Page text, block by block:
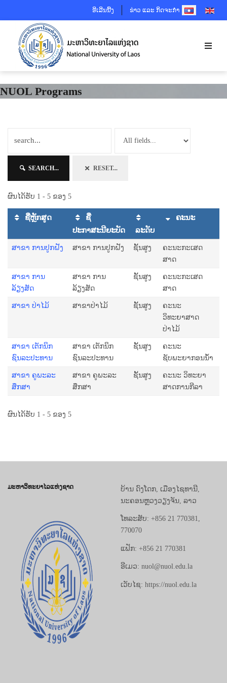
ອີເລີນນີ້ງ ຂ່າວ ແລະ ກິດຈະກຳSELECT YOUR
NUOL Programs
SEARCH... RESET...
ຜົນໄດ້ຮັບ 1 - 5 ຂອງ 5
ຊື່ຫຼັກສູດ
ຊື່
ປະກາສະນີຍະບັດ
ລະດັບ
ຄະນະ
ສາຂາ ການປູກຝັງ ສາຂາ ການປູກຝັງ ຊັ້ນສູງ
ຄະນະກະເສດ
ສາດ
ສາຂາ ການ
ລ້ຽງສັດ
ສາຂາ ການ
ລ້ຽງສັດ
ຊັ້ນສູງ
ຄະນະກະເສດ
ສາດ
ສາຂາ ປ່າໄມ້ ສາຂາປ່າໄມ້ ຊັ້ນສູງ
ຄະນະ
ວິທະຍາສາດ
ປ່າໄມ້
ສາຂາ ເຕັກນິກ
ຊົນລະປະທານ
ສາຂາ ເຕັກນິກ
ຊົນລະປະທານ
ຊັ້ນສູງ
ຄະນະ
ຊັບພະຍາກອນນໍ້າ
ສາຂາ ຄູພະລະ
ສຶກສາ
ສາຂາ ຄູພະລະ
ສຶກສາ
ຊັ້ນສູງ
ຄະນະ ວິທະຍາ
ສາດການກີລາ
ຜົນໄດ້ຮັບ 1 - 5 ຂອງ 5
ມະຫາວິທະຍາໄລແຫ່ງຊາດ
ບ້ານ ດົງໂດກ, ເມືອງໄຊທານີ,
ນະຄອນຫຼວງວຽງຈັນ, ລາວ
ໂທລະສັບ: +856 21 770381,
770070
ແຟັກ: +856 21 770381
ອີເມວ: nuol@nuol.edu.la
ເວັບໄຊ: https://nuol.edu.la